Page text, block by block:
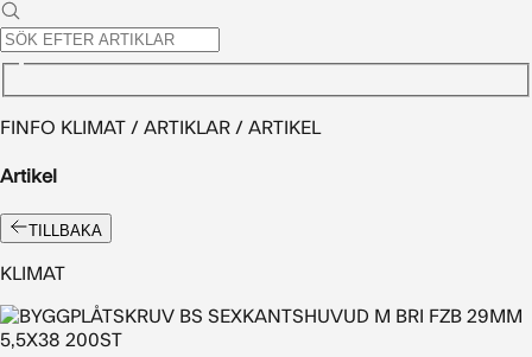
FINFO KLIMAT / ARTIKLAR / ARTIKEL
Artikel
TILLBAKA
KLIMAT